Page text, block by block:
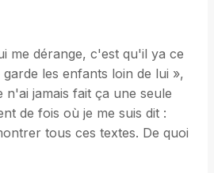
me dérange, c'est qu'il ya ce
les enfants loin de lui »,
n'ai jamais fait ça une seule
de fois où je me suis dit :
tous ces textes. De quoi